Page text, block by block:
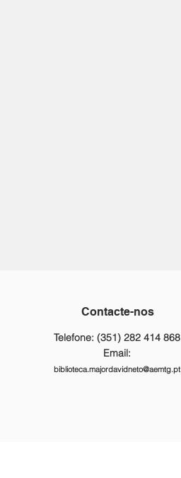
Contacte-nos
Telefone: (351) 282 414 868
Email:
biblioteca.majordavidneto@aemtg.pt